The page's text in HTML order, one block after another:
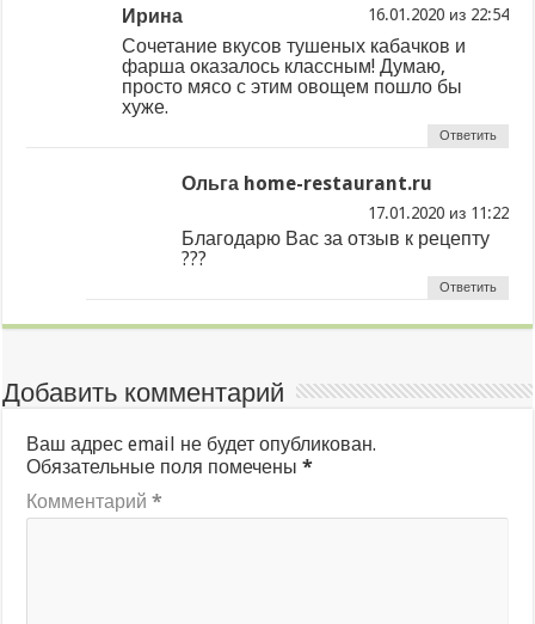
Ирина из
Сочетание вкусов тушеных кабачков и
фарша оказалось классным! Думаю,
просто мясо с этим овощем пошло бы
хуже.
Ответить
Ольга home-restaurant.ru
из
Благодарю Вас за отзыв к рецепту
???
Ответить
Добавить комментарий
Ваш адрес email не будет опубликован.
Обязательные поля помечены*
Комментарий*